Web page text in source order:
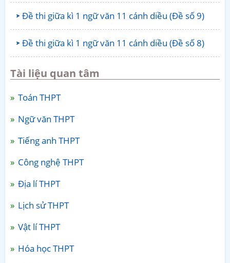
Đề thi giữa kì 1 ngữ văn 11 cánh diều (Đề số 9)
Đề thi giữa kì 1 ngữ văn 11 cánh diều (Đề số 8)
Tài liệu quan tâm
Toán THPT
Ngữ văn THPT
Tiếng anh THPT
Công nghệ THPT
Địa lí THPT
Lịch sử THPT
Vật lí THPT
Hóa học THPT